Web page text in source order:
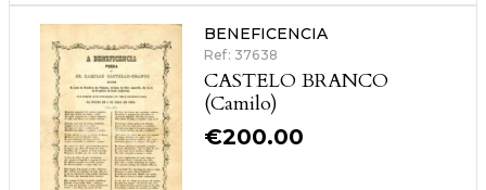
BENEFICENCIA
Ref: 37638
CASTELO BRANCO
(Camilo)
€200.00